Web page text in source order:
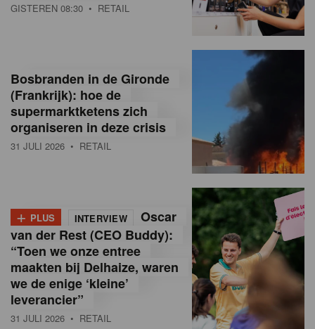
GISTEREN 08:30 • RETAIL
Bosbranden in de Gironde
(Frankrijk): hoe de
supermarktketens zich
organiseren in deze crisis
31 JULI 2026 • RETAIL
+ PLUS INTERVIEW
Oscar
van der Rest (CEO Buddy):
“Toen we onze entree
maakten bij Delhaize, waren
we de enige ‘kleine’
leverancier”
31 JULI 2026 • RETAIL